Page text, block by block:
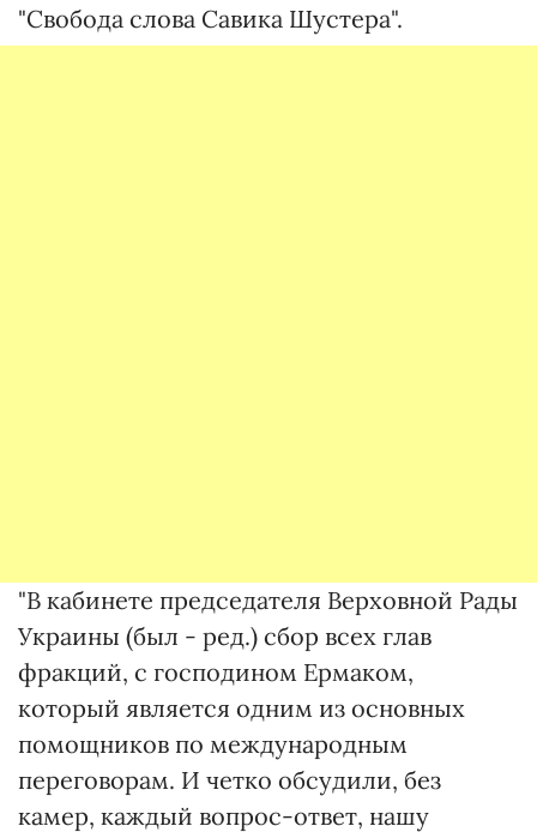
"Свобода слова Савика Шустера".
"В кабинете председателя Верховной Рады
Украины (был - ред.) сбор всех глав
фракций, с господином Ермаком,
который является одним из основных
помощников по международным
переговорам. И четко обсудили, без
камер, каждый вопрос-ответ, нашу